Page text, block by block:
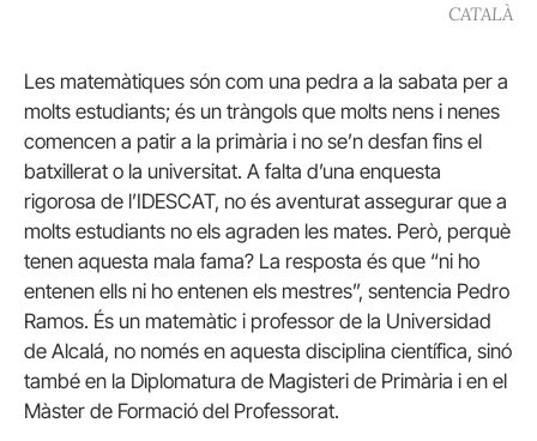
CATALÀ
Les matemàtiques són com una pedra a la sabata per a
molts estudiants; és un tràngols que molts nens i nenes
comencen a patir a la primària i no se’n desfan fins el
batxillerat o la universitat. A falta d’una enquesta
rigorosa de l’IDESCAT, no és aventurat assegurar que a
molts estudiants no els agraden les mates. Però, perquè
tenen aquesta mala fama? La resposta és que “ni ho
entenen ells ni ho entenen els mestres”, sentencia Pedro
Ramos. És un matemàtic i professor de la Universidad
de Alcalá, no només en aquesta disciplina científica, sinó
també en la Diplomatura de Magisteri de Primària i en el
Màster de Formació del Professorat.